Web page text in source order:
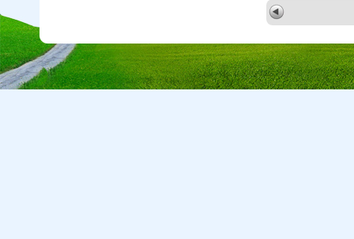
Copyright © 2026 CA Cepreka s.r.o., tel: 032-7710416, e-mail: